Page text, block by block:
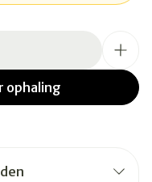
ophaling